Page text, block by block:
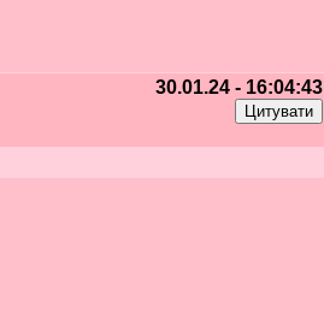
30.01.24 - 16:04:43